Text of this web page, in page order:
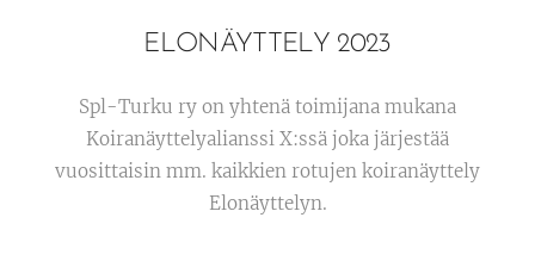
ELONÄYTTELY 2023
Spl-Turku ry on yhtenä toimijana mukana
Koiranäyttelyalianssi X:ssä joka järjestää
vuosittaisin mm. kaikkien rotujen koiranäyttely
Elonäyttelyn.